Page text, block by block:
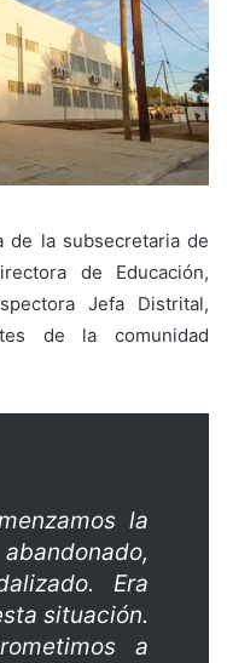
de la subsecretaria de
de Educación,
Jefa Distrital,
de la comunidad
la
Era
situación.
a